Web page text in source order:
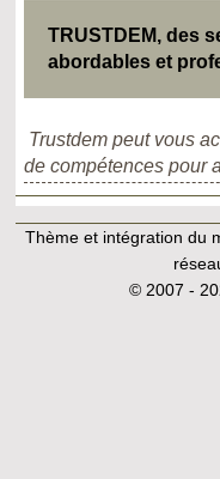
TRUSTDEM, des
abordables et
Trustdem peut vous
de compétences pour
Thème et intégration du
© 2007 -